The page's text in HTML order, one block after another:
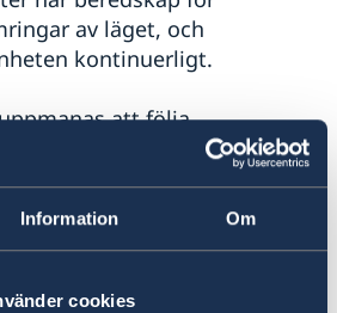
Information Om
cookies
för nyfödda barn
Center & Falck Global
av läget, och
kontinuerligt.
att följa
rekommendationer från
web/rcb/jak-postepowac-